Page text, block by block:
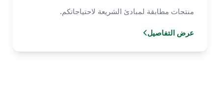
منتجات مطابقة لمبادئ الشريعة لاحتياجاتكم.
عرض التفاصيل